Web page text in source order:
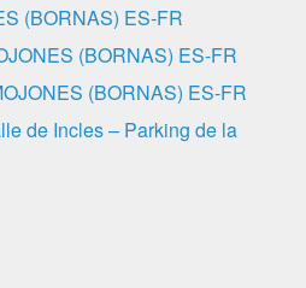
(BORNAS) ES-FR
(BORNAS) ES-FR
(BORNAS) ES-FR
de Incles – Parking de la